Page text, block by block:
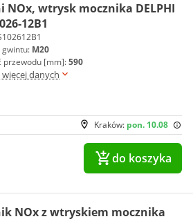
NOx, wtrysk mocznika DELPHI
12B1
M20
przewodu [mm]:590
więcej danych
Kraków: pon. 10.08
do koszyka
NOx z wtryskiem mocznika